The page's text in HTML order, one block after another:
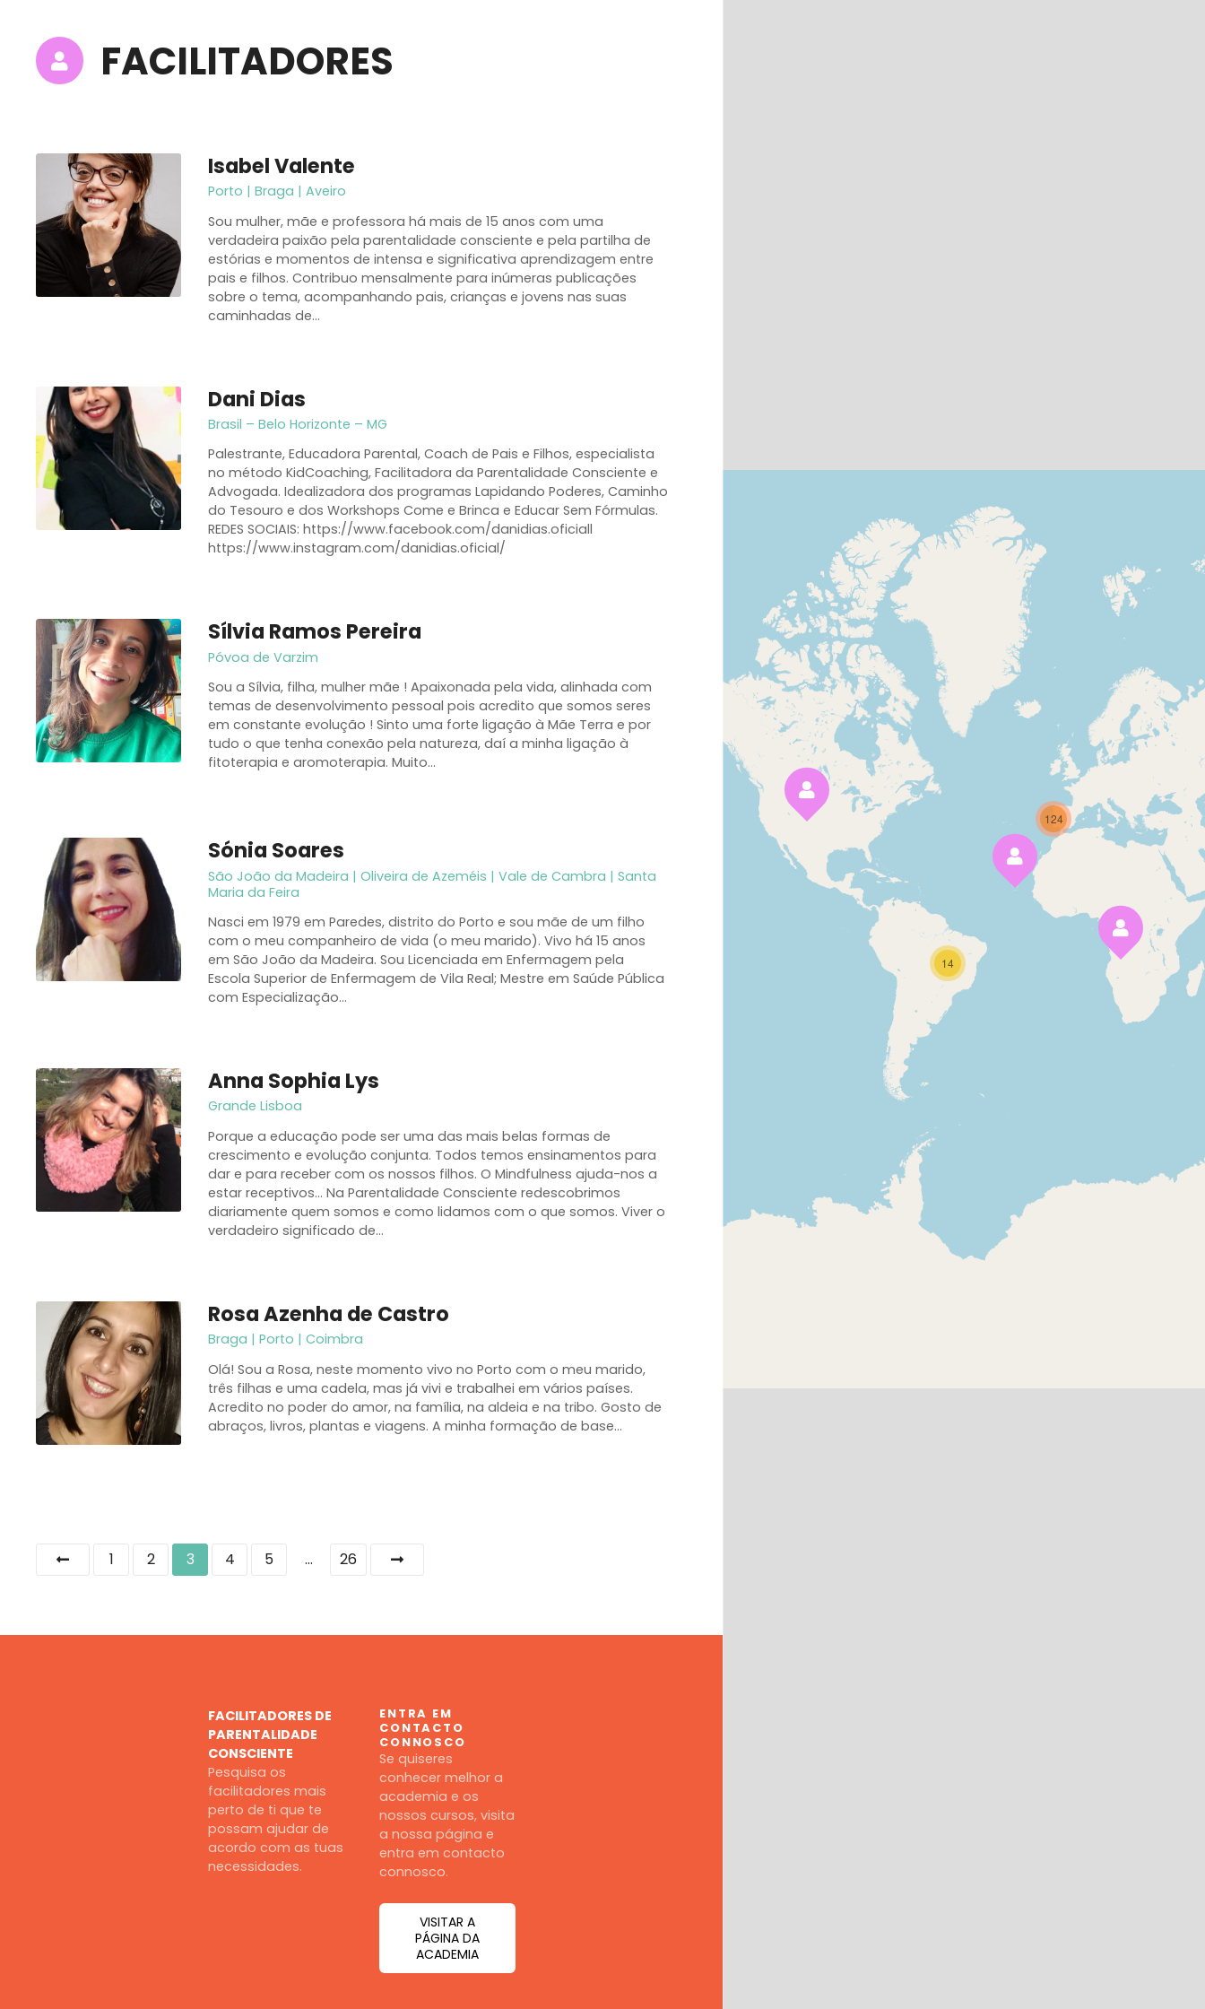
FACILITADORES
Isabel Valente
Porto | Braga | Aveiro
Sou mulher, mãe e professora há mais de 15 anos com uma
verdadeira paixão pela parentalidade consciente e pela partilha de
estórias e momentos de intensa e significativa aprendizagem entre
pais e filhos. Contribuo mensalmente para inúmeras publicações
sobre o tema, acompanhando pais, crianças e jovens nas suas
caminhadas de…
Dani Dias
Brasil – Belo Horizonte – MG
Palestrante, Educadora Parental, Coach de Pais e Filhos, especialista
no método KidCoaching, Facilitadora da Parentalidade Consciente e
Advogada. Idealizadora dos programas Lapidando Poderes, Caminho
do Tesouro e dos Workshops Come e Brinca e Educar Sem Fórmulas.
REDES SOCIAIS: https://www.facebook.com/danidias.oficiall
https://www.instagram.com/danidias.oficial/
Sílvia Ramos Pereira
Póvoa de Varzim
Sou a Sílvia, filha, mulher mãe ! Apaixonada pela vida, alinhada com
temas de desenvolvimento pessoal pois acredito que somos seres
em constante evolução ! Sinto uma forte ligação à Mãe Terra e por
tudo o que tenha conexão pela natureza, daí a minha ligação à
fitoterapia e aromoterapia. Muito…
Sónia Soares
São João da Madeira | Oliveira de Azeméis | Vale de Cambra | Santa
Maria da Feira
Nasci em 1979 em Paredes, distrito do Porto e sou mãe de um filho
com o meu companheiro de vida (o meu marido). Vivo há 15 anos
em São João da Madeira. Sou Licenciada em Enfermagem pela
Escola Superior de Enfermagem de Vila Real; Mestre em Saúde Pública
com Especialização…
Anna Sophia Lys
Grande Lisboa
Porque a educação pode ser uma das mais belas formas de
crescimento e evolução conjunta. Todos temos ensinamentos para
dar e para receber com os nossos filhos. O Mindfulness ajuda-nos a
estar receptivos… Na Parentalidade Consciente redescobrimos
diariamente quem somos e como lidamos com o que somos. Viver o
verdadeiro significado de…
Rosa Azenha de Castro
Braga | Porto | Coimbra
Olá! Sou a Rosa, neste momento vivo no Porto com o meu marido,
três filhas e uma cadela, mas já vivi e trabalhei em vários países.
Acredito no poder do amor, na família, na aldeia e na tribo. Gosto de
abraços, livros, plantas e viagens. A minha formação de base…
s
1 2 3 4 5 … 26
14
124
FACILITADORES DE
PARENTALIDADE
CONSCIENTE
Pesquisa os
facilitadores mais
perto de ti que te
possam ajudar de
acordo com as tuas
necessidades.
ENTRA EM
CONTACTO
CONNOSCO
Se quiseres
conhecer melhor a
academia e os
nossos cursos, visita
a nossa página e
entra em contacto
connosco.
VISITAR A
PÁGINA DA
ACADEMIA